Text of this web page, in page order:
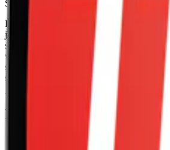
Stockholm av Habit Factory In Sweden AB.
Den smala prillan, slim, gör den mindre
jämfört med traditionellt snus. Den
smak- och nikotinrelease. En dosa kommer
varav varje prilla väger 0,7 gram. FIX
som övriga FIX, helt fritt från tobak, vilket
snuset inte färgar tänderna.
Fakta om FIX Cherry
Slim Vitt Snus